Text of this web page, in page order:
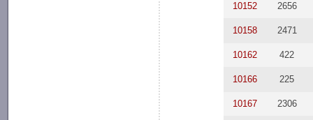
10152 2656
10158 2471
10162 422
10166 225
10167 2306